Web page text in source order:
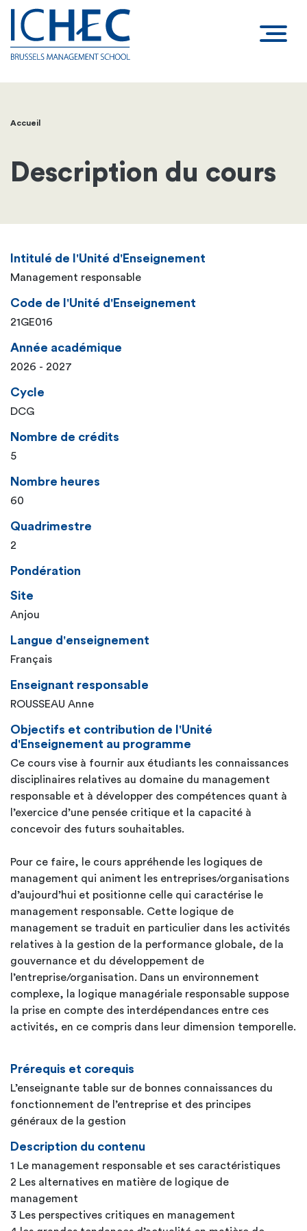
Fil
d'Ariane
Accueil
Description du cours
Intitulé de l'Unité d'Enseignement
Management responsable
Code de l'Unité d'Enseignement
21GE016
Année académique
2026 - 2027
Cycle
DCG
Nombre de crédits
5
Nombre heures
60
Quadrimestre
2
Pondération
Site
Anjou
Langue d'enseignement
Français
Enseignant responsable
ROUSSEAU Anne
Objectifs et contribution de l'Unité
d'Enseignement au programme
Ce cours vise à fournir aux étudiants les connaissances
disciplinaires relatives au domaine du management
responsable et à développer des compétences quant à
l’exercice d’une pensée critique et la capacité à
concevoir des futurs souhaitables.
Pour ce faire, le cours appréhende les logiques de
management qui animent les entreprises/organisations
d’aujourd’hui et positionne celle qui caractérise le
management responsable. Cette logique de
management se traduit en particulier dans les activités
relatives à la gestion de la performance globale, de la
gouvernance et du développement de
l’entreprise/organisation. Dans un environnement
complexe, la logique managériale responsable suppose
la prise en compte des interdépendances entre ces
activités, en ce compris dans leur dimension temporelle.
Prérequis et corequis
L’enseignante table sur de bonnes connaissances du
fonctionnement de l’entreprise et des principes
généraux de la gestion
Description du contenu
1 Le management responsable et ses caractéristiques
2 Les alternatives en matière de logique de
management
3 Les perspectives critiques en management